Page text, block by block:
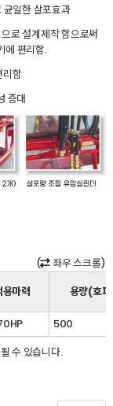
일한 살포효과
로 설계제작 함으로써
에 편리함.
리함
증대
( 좌우 스크롤)
용마력 용량(호
500
수 있습니다.